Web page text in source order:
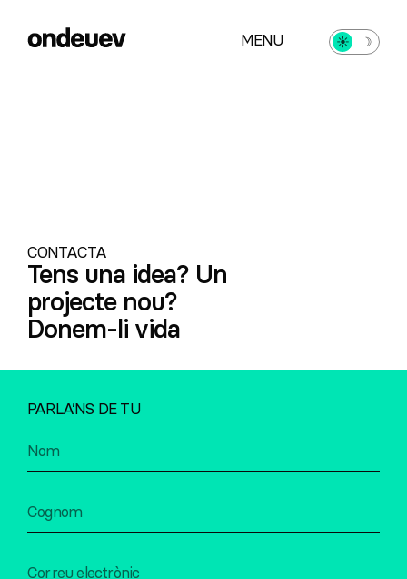
MENU ☀︎ ☽
CONTACTA
Tens una idea? Un
projecte nou?
Donem-li vida
PARLA’NS DE TU